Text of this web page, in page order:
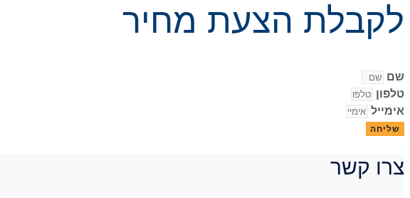
לקבלת הצעת מחיר
שם
טלפון
אימייל
שליחה
צרו קשר